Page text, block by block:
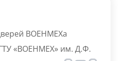
ВОЕНМЕХа
«ВОЕНМЕХ» им. Д.Ф.